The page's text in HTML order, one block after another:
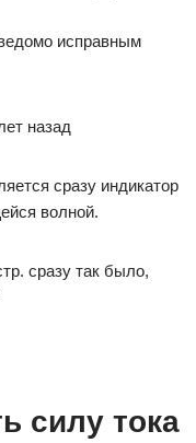
исправным
назад
сразу индикатор
волной.
сразу так было,
силу тока